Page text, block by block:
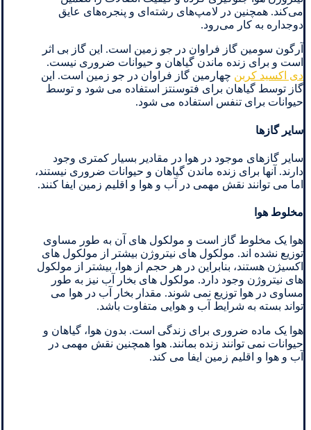
می‌کند. همچنین در لامپ‌های رشته‌ای و پنجره‌های عایق
دوجداره به کار می‌رود.
آرگون سومین گاز فراوان در جو زمین است. این گاز بی اثر
است و برای زنده ماندن گیاهان و حیوانات ضروری نیست.
دی اکسید کربن چهارمین گاز فراوان در جو زمین است. این
گاز توسط گیاهان برای فتوسنتز استفاده می شود و توسط
حیوانات برای تنفس استفاده می شود.
سایر گازها
سایر گازهای موجود در هوا در مقادیر بسیار کمتری وجود
دارند. آنها برای زنده ماندن گیاهان و حیوانات ضروری نیستند،
اما می توانند نقش مهمی در آب و هوا و اقلیم زمین ایفا کنند.
مخلوط هوا
هوا یک مخلوط گاز است و مولکول های آن به طور مساوی
توزیع نشده اند. مولکول های نیتروژن بیشتر از مولکول های
اکسیژن هستند، بنابراین در هر حجم از هوا، بیشتر از مولکول
های نیتروژن وجود دارد. مولکول های بخار آب نیز به طور
مساوی در هوا توزیع نمی شوند. مقدار بخار آب در هوا می
تواند بسته به شرایط آب و هوایی متفاوت باشد.
هوا یک ماده ضروری برای زندگی است. بدون هوا، گیاهان و
حیوانات نمی توانند زنده بمانند. هوا همچنین نقش مهمی در
آب و هوا و اقلیم زمین ایفا می کند.